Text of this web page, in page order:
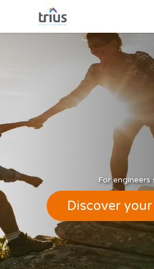
Discover
For